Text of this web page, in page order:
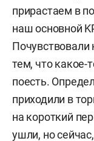
прирастаем в
наш основной
Почувствовали
тем, что какое-
поесть.
приходили в
на короткий
ушли, но